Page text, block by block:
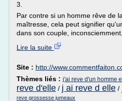
3.
Par contre si un homme rêve de
maîtresse, cela peut signifier
dans son couple, inconsciemment,
Lire la suite
Site : http://
Thèmes liés : j'ai reve d'un homme
reve d'elle / j ai reve d elle /
reve grossesse jumeaux